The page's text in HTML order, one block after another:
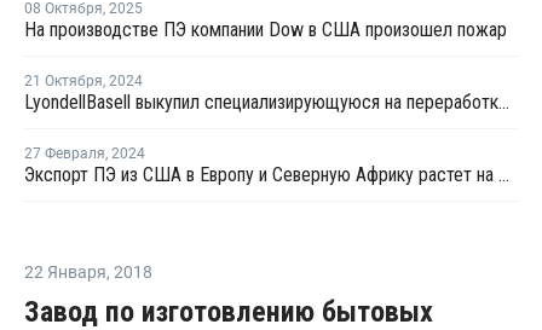
08 Октября, 2025
На производстве ПЭ компании Dow в США произошел пожар
21 Октября, 2024
LyondellBasell выкупил специализирующуюся на переработке пластика компанию APK
27 Февраля, 2024
Экспорт ПЭ из США в Европу и Северную Африку растет на фоне проблем в Красном море и Суэцком канале
22 Января, 2018
Завод по изготовлению бытовых